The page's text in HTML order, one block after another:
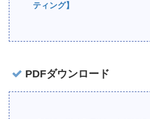
ティング】
PDFダウンロード